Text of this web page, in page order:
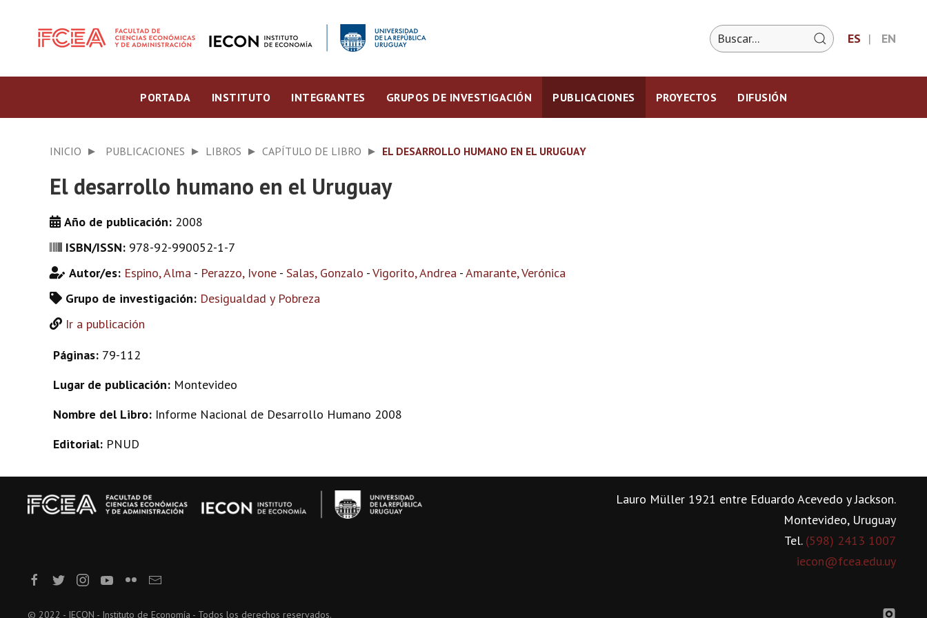
ES EN
PORTADA INSTITUTO INTEGRANTES GRUPOS DE INVESTIGACIÓN PUBLICACIONES PROYECTOS DIFUSIÓN
INICIO PUBLICACIONES LIBROS CAPÍTULO DE LIBRO EL DESARROLLO HUMANO EN EL URUGUAY
El desarrollo humano en el Uruguay
Año de publicación: 2008
ISBN/ISSN: 978-92-990052-1-7
Autor/es: Espino, Alma - Perazzo, Ivone - Salas, Gonzalo -Vigorito, Andrea -Amarante, Verónica
Grupo de investigación: Desigualdad y Pobreza
Ir a publicación
Páginas: 79-112
Lugar de publicación: Montevideo
Nombre del Libro: Informe Nacional de Desarrollo Humano 2008
Editorial: PNUD
Lauro Müller 1921 entre Eduardo Acevedo y Jackson.
Montevideo, Uruguay
Tel. (598) 2413 1007
iecon@fcea.edu.uy
© 2022 - IECON - Instituto de Economía - Todos los derechos reservados.